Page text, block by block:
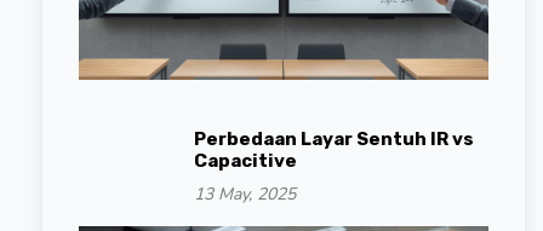
Perbedaan Layar Sentuh IR vs
Capacitive
13 May, 2025